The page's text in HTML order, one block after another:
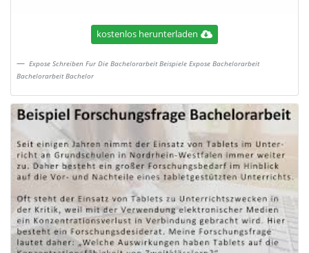
kostenlos herunterladen
Expose Schreiben Fur Die Bachelorarbeit Beispiele Expose Bachelorarbeit
Bachelorarbeit Bachelor